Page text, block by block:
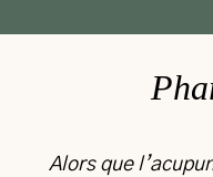
Alors que